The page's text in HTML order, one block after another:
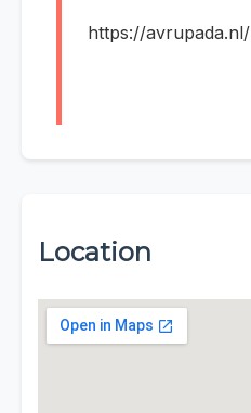
https://avrupada.nl/
Location